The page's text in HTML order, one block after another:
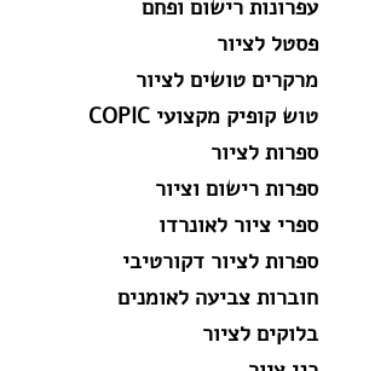
עפרונות רישום ופחם
פסטל לציור
מרקרים טושים לציור
טוש קופיק מקצועי COPIC
ספרות לציור
ספרות רישום וציור
ספרי ציור לאונרדו
ספרות לציור דקורטיבי
חוברות צביעה לאומנים
בלוקים לציור